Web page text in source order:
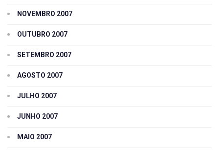
NOVEMBRO 2007
OUTUBRO 2007
SETEMBRO 2007
AGOSTO 2007
JULHO 2007
JUNHO 2007
MAIO 2007